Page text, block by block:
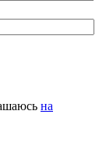
на